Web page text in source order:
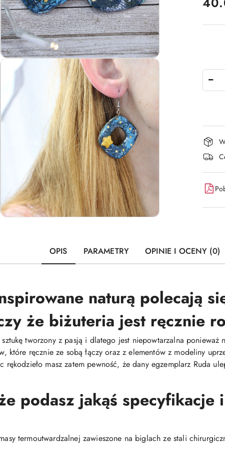
i
OPIS PARAMETRY OPINIE I OCENY (0)
naturą polecają
że biżuteria jest ręcznie
tworzony z pasją i dlatego jest niepowtarzalna ponieważ
które ręcznie ze sobą łączy oraz z elementów z modeliny
rękodzieło masz zatem pewność, że dany egzemplarz Ruda
podasz jakąś specyfikacje
termoutwardzalnej zawieszone na biglach ze stali